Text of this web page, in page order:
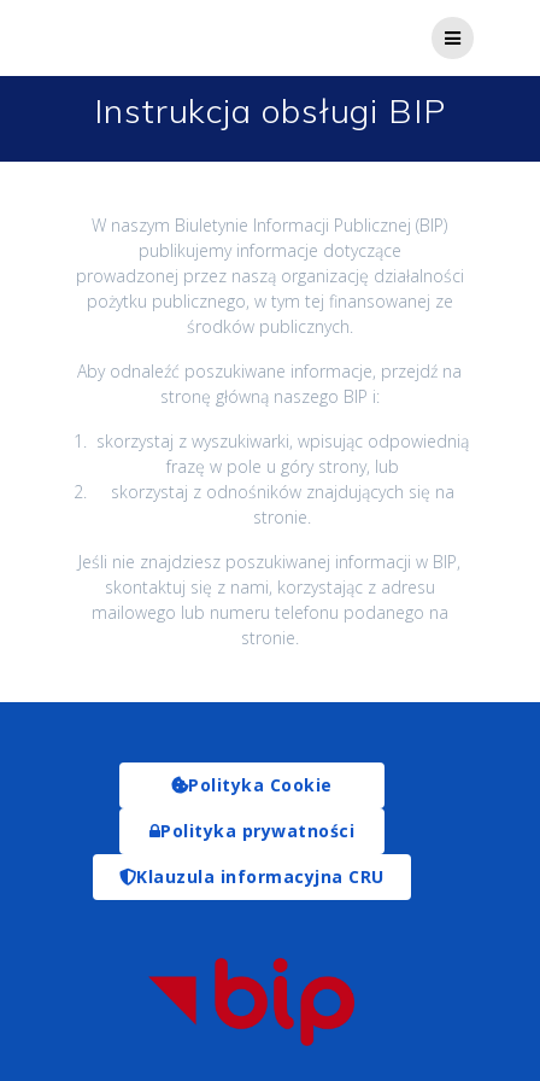
Instrukcja obsługi BIP
W naszym Biuletynie Informacji Publicznej (BIP)
publikujemy informacje dotyczące
prowadzonej przez naszą organizację działalności
pożytku publicznego, w tym tej finansowanej ze
środków publicznych.
Aby odnaleźć poszukiwane informacje, przejdź na
stronę główną naszego BIP i:
skorzystaj z wyszukiwarki, wpisując odpowiednią
frazę w pole u góry strony, lub
skorzystaj z odnośników znajdujących się na
stronie.
Jeśli nie znajdziesz poszukiwanej informacji w BIP,
skontaktuj się z nami, korzystając z adresu
mailowego lub numeru telefonu podanego na
stronie.
Polityka Cookie
Polityka prywatności
Klauzula informacyjna CRU